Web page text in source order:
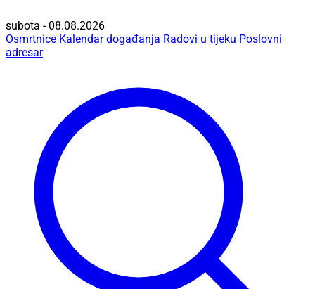
subota - 08.08.2026
Osmrtnice Kalendar događanja Radovi u tijeku Poslovni
adresar